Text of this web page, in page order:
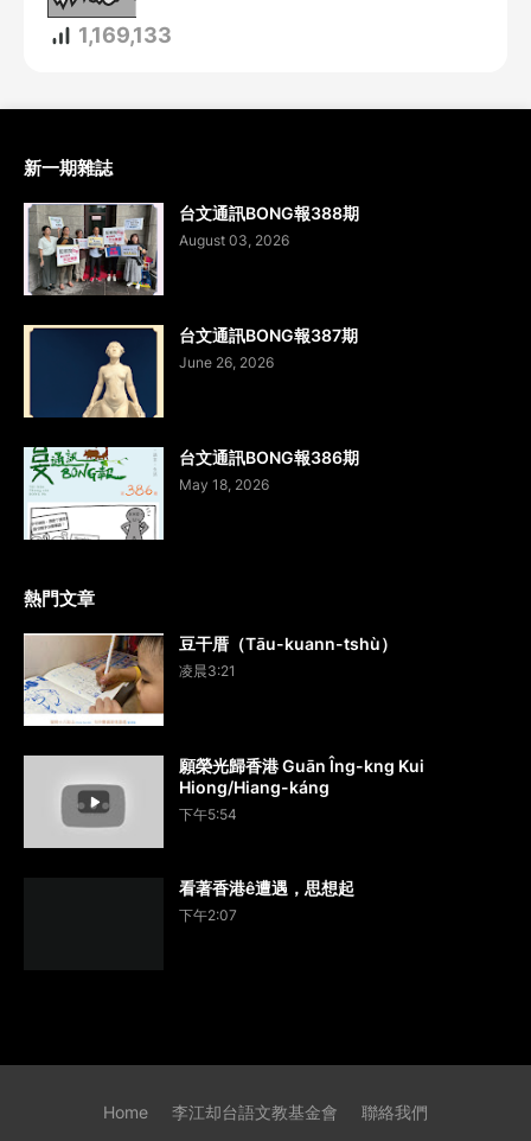
1,169,133
新一期雜誌
台文通訊BONG報388期
August 03, 2026
台文通訊BONG報387期
June 26, 2026
台文通訊BONG報386期
May 18, 2026
熱門文章
豆干厝（Tāu-kuann-tshù）
凌晨3:21
願榮光歸香港 Guān Îng-kng Kui
Hiong/Hiang-káng
下午5:54
看著香港ê遭遇，思想起
下午2:07
Home 李江却台語文教基金會 聯絡我們